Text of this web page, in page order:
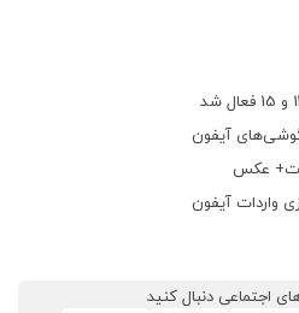
آیفون
عکس
واردات آیفون
اجتماعی دنبال کنید